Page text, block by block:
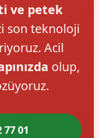
ve petek
son teknoloji
Acil
olup,
77 01